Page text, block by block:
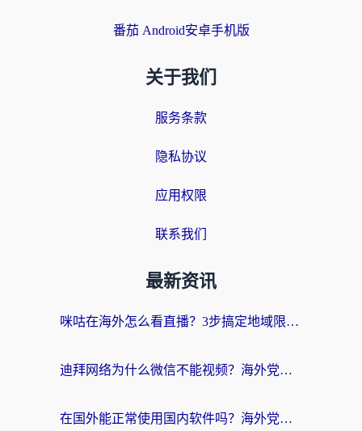
番茄 Android安卓手机版
关于我们
服务条款
隐私协议
应用权限
联系我们
最新资讯
咪咕在海外怎么看直播？3步搞定地域限制，还能畅看腾讯视频与国内热剧
迪拜网络为什么微信不能视频？海外党必看的回国加速全攻略
在国外能正常使用国内软件吗？海外党亲测有效的无缝访问指南